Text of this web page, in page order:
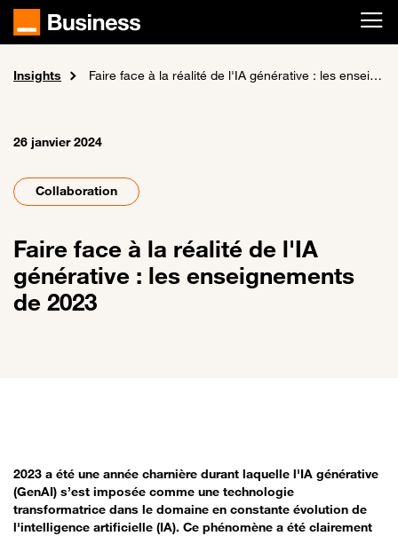
Passer au contenu principal
Accueil
Insights Faire face à la réalité de l'IA générative : les enseignements de 2023
26 janvier 2024
Collaboration
Faire face à la réalité de l'IA
générative : les enseignements
de 2023
2023 a été une année charnière durant laquelle l'IA générative
(GenAI) s’est imposée comme une technologie
transformatrice dans le domaine en constante évolution de
l'intelligence artificielle (IA). Ce phénomène a été clairement